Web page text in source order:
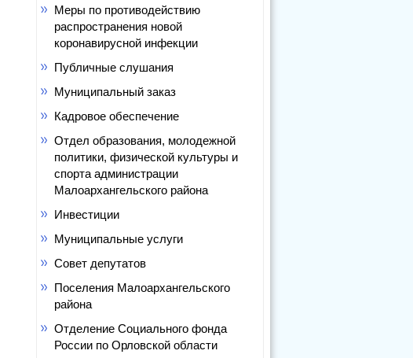
Меры по противодействию
распространения новой
коронавирусной инфекции
Публичные слушания
Муниципальный заказ
Кадровое обеспечение
Отдел образования, молодежной
политики, физической культуры и
спорта администрации
Малоархангельского района
Инвестиции
Муниципальные услуги
Совет депутатов
Поселения Малоархангельского
района
Отделение Социального фонда
России по Орловской области